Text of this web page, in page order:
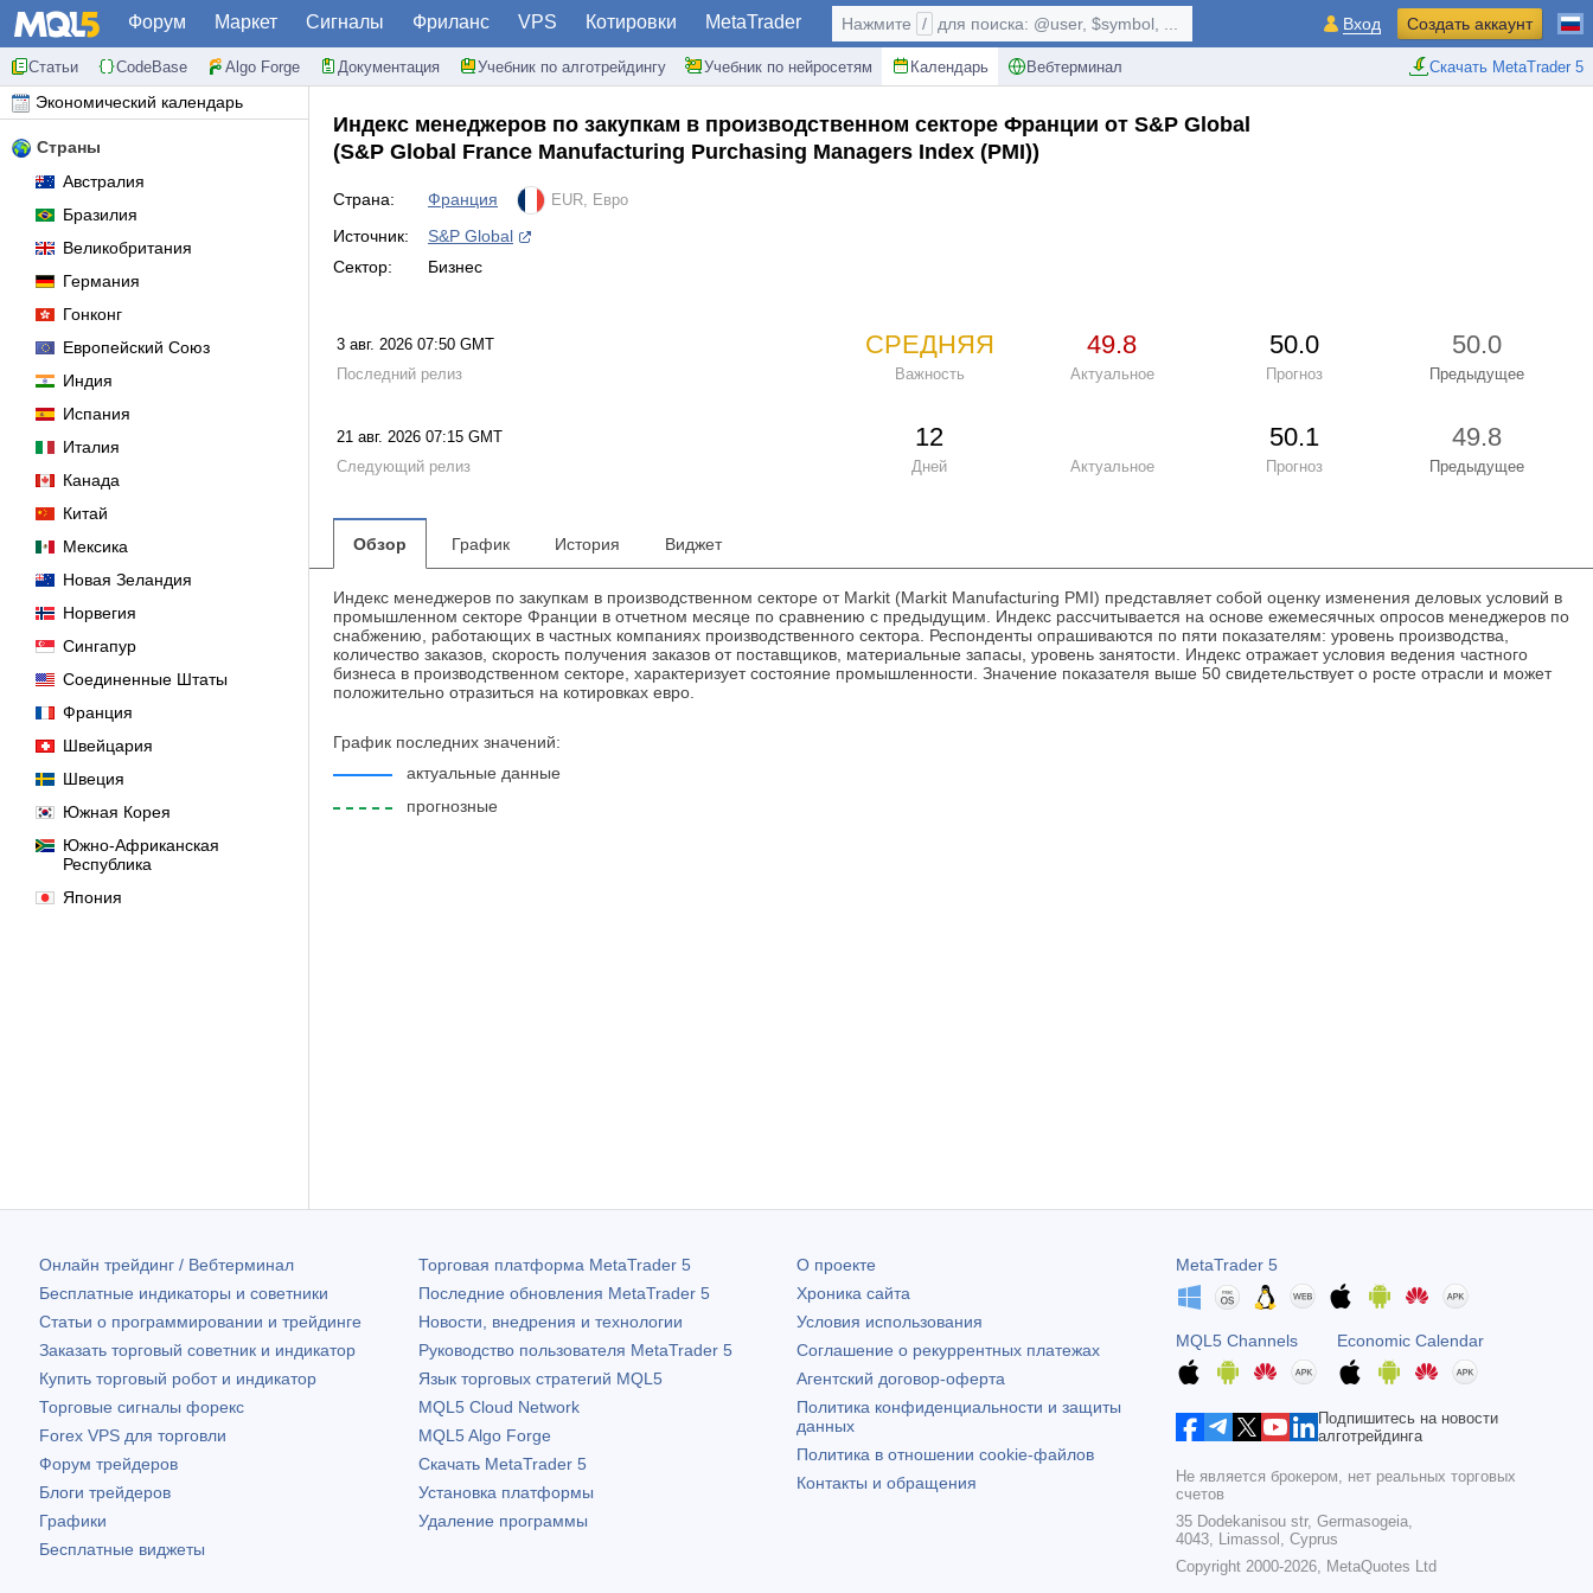
Форум Маркет Сигналы Фриланс VPS Котировки MetaTrader
Статьи CodeBase Algo Forge Документация Учебник по алготрейдингу Учебник по нейросетям Календарь Вебтерминал Скачать MetaTrader 5
Нажмите / для поиска: @user, $symbol, ... Вход Создать аккаунт
Экономический календарь
Страны
Австралия
Бразилия
Великобритания
Германия
Гонконг
Европейский Союз
Индия
Испания
Италия
Канада
Китай
Мексика
Новая Зеландия
Норвегия
Сингапур
Соединенные Штаты
Франция
Швейцария
Швеция
Южная Корея
Южно-Африканская
Республика
Япония
Индекс менеджеров по закупкам в производственном секторе Франции от S&P Global
(S&P Global France Manufacturing Purchasing Managers Index (PMI))
Страна: Франция EUR, Евро
Источник:
S&P Global
Сектор:
Бизнес
3 авг. 2026 07:50 GMT СРЕДНЯЯ 49.8 50.0 50.0
Последний релиз Важность Актуальное Прогноз Предыдущее
21 авг. 2026 07:15 GMT 12 50.1 49.8
Следующий релиз Дней Актуальное Прогноз Предыдущее
Обзор График История Виджет
Индекс менеджеров по закупкам в производственном секторе от Markit (Markit Manufacturing PMI) представляет собой оценку изменения деловых условий в
промышленном секторе Франции в отчетном месяце по сравнению с предыдущим. Индекс рассчитывается на основе ежемесячных опросов менеджеров по
снабжению, работающих в частных компаниях производственного сектора. Респонденты опрашиваются по пяти показателям: уровень производства,
количество заказов, скорость получения заказов от поставщиков, материальные запасы, уровень занятости. Индекс отражает условия ведения частного
бизнеса в производственном секторе, характеризует состояние промышленности. Значение показателя выше 50 свидетельствует о росте отрасли и может
положительно отразиться на котировках евро.
График последних значений:
актуальные данные
прогнозные
Онлайн трейдинг / Вебтерминал
Бесплатные индикаторы и советники
Статьи о программировании и трейдинге
Заказать торговый советник и индикатор
Купить торговый робот и индикатор
Торговые сигналы форекс
Forex VPS для торговли
Форум трейдеров
Блоги трейдеров
Графики
Бесплатные виджеты
Торговая платформа MetaTrader 5
Последние обновления MetaTrader 5
Новости, внедрения и технологии
Руководство пользователя MetaTrader 5
Язык торговых стратегий MQL5
MQL5 Cloud Network
MQL5 Algo Forge
Скачать MetaTrader 5
Установка платформы
Удаление программы
О проекте
Хроника сайта
Условия использования
Соглашение о рекуррентных платежах
Агентский договор-оферта
Политика конфиденциальности и защиты
данных
Политика в отношении cookie-файлов
Контакты и обращения
MetaTrader 5
MQL5 Channels Economic Calendar
Подпишитесь на новости
алготрейдинга
Не является брокером, нет реальных торговых
счетов
35 Dodekanisou str, Germasogeia,
4043, Limassol, Cyprus
Copyright 2000-2026, MetaQuotes Ltd